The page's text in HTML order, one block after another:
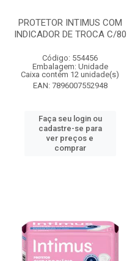
PROTETOR INTIMUS COM
INDICADOR DE TROCA C/80
Código: 554456
Embalagem: Unidade
Caixa contém 12 unidade(s)
EAN: 7896007552948
Faça seu login ou
cadastre-se para
ver preços e
comprar